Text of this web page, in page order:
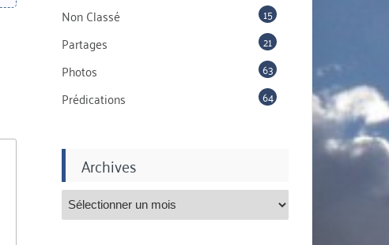
Non Classé 15
Partages 21
Photos 63
Prédications 64
Archives